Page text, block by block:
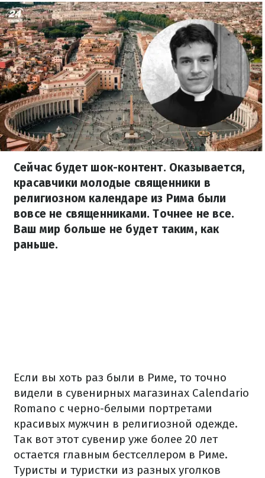
Сейчас будет шок-контент. Оказывается,
красавчики молодые священники в
религиозном календаре из Рима были
вовсе не священниками. Точнее не все.
Ваш мир больше не будет таким, как
раньше.
Если вы хоть раз были в Риме, то точно
видели в сувенирных магазинах Calendario
Romano с черно-белыми портретами
красивых мужчин в религиозной одежде.
Так вот этот сувенир уже более 20 лет
остается главным бестселлером в Риме.
Туристы и туристки из разных уголков